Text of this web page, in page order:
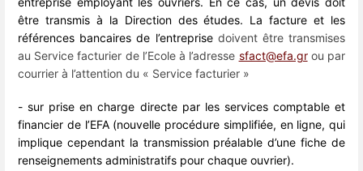
être transmis à la Direction des études. La facture et les
références bancaires de l’entreprise doivent être transmises
au Service facturier de l’Ecole à l’adresse sfact@efa.grou par
courrier à l’attention du « Service facturier »
- sur prise en charge directe par les services comptable et
financier de l’EFA (nouvelle procédure simplifiée, en ligne, qui
implique cependant la transmission préalable d’une fiche de
renseignements administratifs pour chaque ouvrier).